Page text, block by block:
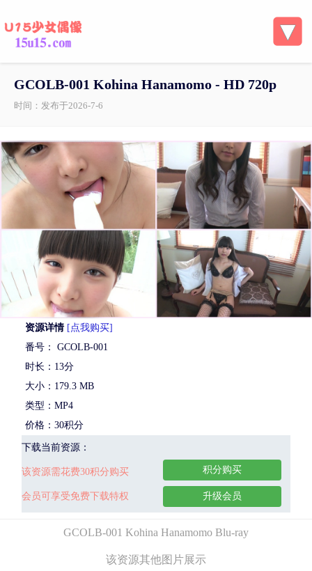
GCOLB-001 Kohina Hanamomo - HD 720p
时间：发布于2026-7-6
资源详情 [点我购买]
番号： GCOLB-001
时长：13分
大小：179.3 MB
类型：MP4
价格：30积分
下载当前资源：
该资源需花费30积分购买
会员可享受免费下载特权
积分购买
升级会员
GCOLB-001 Kohina Hanamomo Blu-ray
该资源其他图片展示